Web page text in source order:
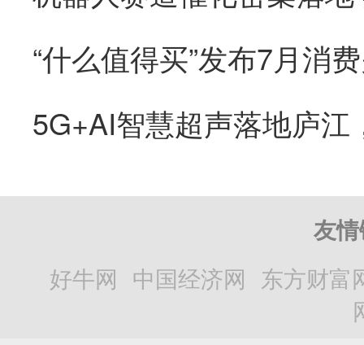
“什么值得买”发布7月消
友
好牛网 中国经济网 东方财富